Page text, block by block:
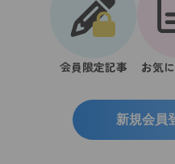
会員限定記事 お気
新規会員